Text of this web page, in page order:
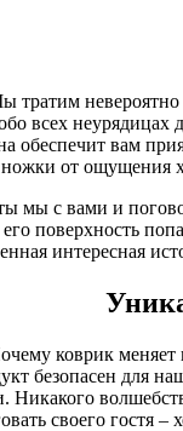
тратим невероятно
всех неурядицах
обеспечит вам
от ощущения
мы с вами и
поверхность
интересная
коврик
безопасен для
своего гостя